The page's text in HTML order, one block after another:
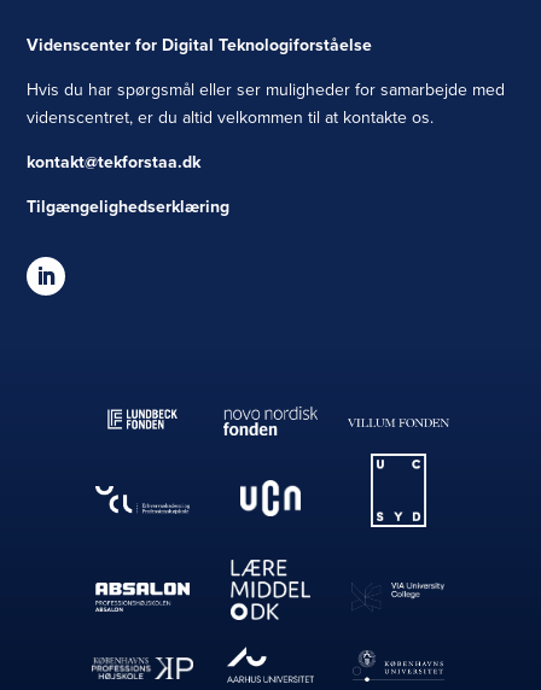
Videnscenter for Digital Teknologiforståelse
Hvis du har spørgsmål eller ser muligheder for samarbejde med
videnscentret, er du altid velkommen til at kontakte os.
kontakt@tekforstaa.dk
Tilgængelighedserklæring